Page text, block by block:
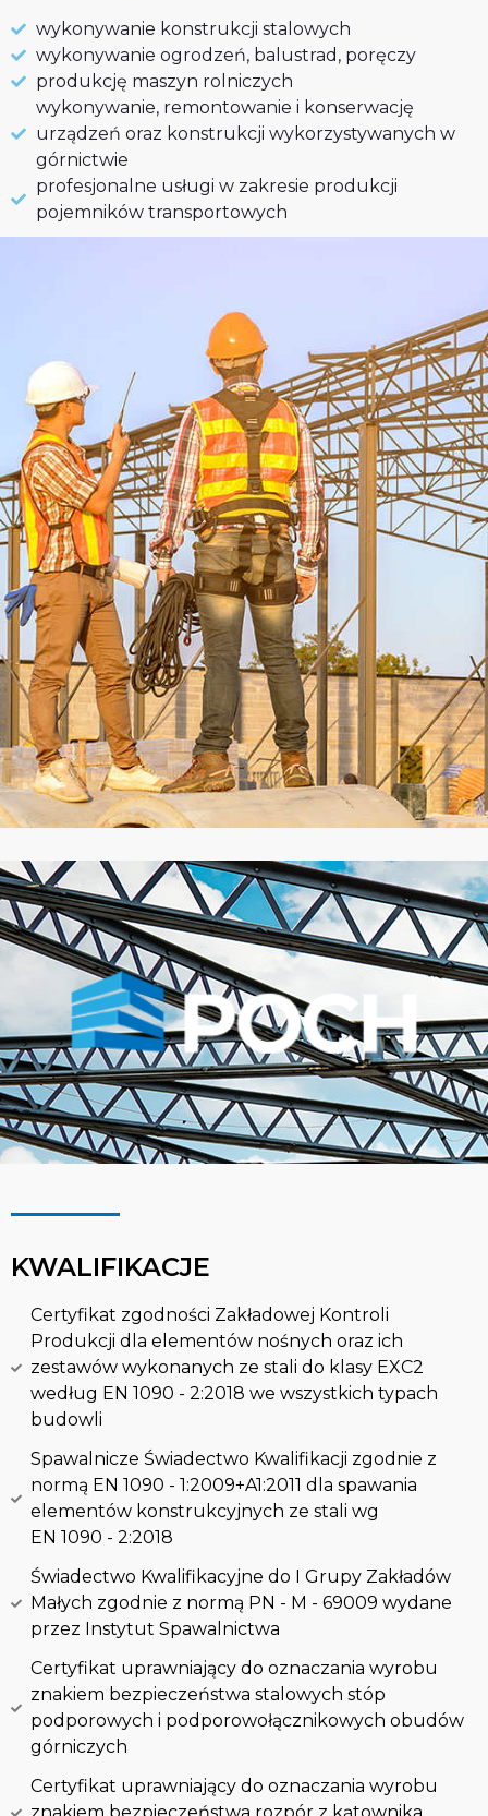
wykonywanie konstrukcji stalowych
wykonywanie ogrodzeń, balustrad, poręczy
produkcję maszyn rolniczych
wykonywanie, remontowanie i konserwację
urządzeń oraz konstrukcji wykorzystywanych w
górnictwie
profesjonalne usługi w zakresie produkcji
pojemników transportowych
KWALIFIKACJE
Certyfikat zgodności Zakładowej Kontroli
Produkcji dla elementów nośnych oraz ich
zestawów wykonanych ze stali do klasy EXC2
według EN 1090 - 2:2018 we wszystkich typach
budowli
Spawalnicze Świadectwo Kwalifikacji zgodnie z
normą EN 1090 - 1:2009+A1:2011 dla spawania
elementów konstrukcyjnych ze stali wg
EN 1090 - 2:2018
Świadectwo Kwalifikacyjne do I Grupy Zakładów
Małych zgodnie z normą PN - M - 69009 wydane
przez Instytut Spawalnictwa
Certyfikat uprawniający do oznaczania wyrobu
znakiem bezpieczeństwa stalowych stóp
podporowych i podporowołącznikowych obudów
górniczych
Certyfikat uprawniający do oznaczania wyrobu